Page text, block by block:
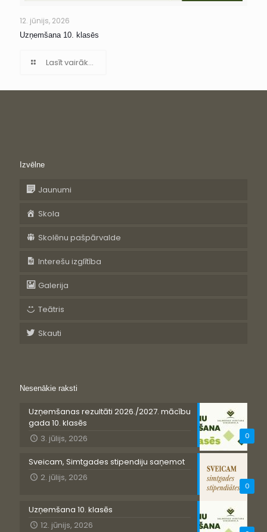
12. jūnijs, 2026
Uzņemšana 10. klasēs
Lasīt vairāk...
Izvēlne
Jaunumi
Skola
Skolēnu pašpārvalde
Interešu izglītība
Galerija
Teātris
Skauti
Nesenākie raksti
0
Uzņemšanas rezultāti 2026./2027. mācību
gada 10. klasēs
3. jūlijs, 2026
0
Sveicam, Simtgades stipendiju saņemot
2. jūlijs, 2026
Uzņemšana 10. klasēs
12. jūnijs, 2026